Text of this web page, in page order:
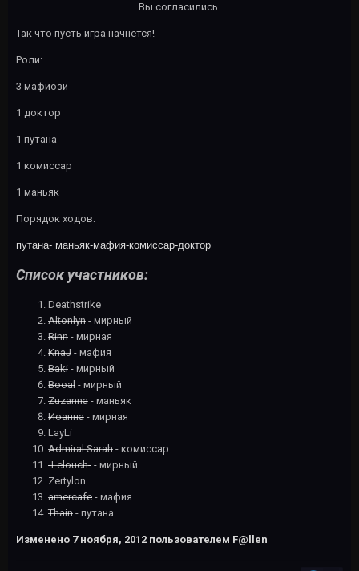
Вы согласились.
Так что пусть игра начнётся!
Роли:
3 мафиози
1 доктор
1 путана
1 комиссар
1 маньяк
Порядок ходов:
путана- маньяк-мафия-комиссар-доктор
Список участников:
Deathstrike
Altonlyn - мирный
Rinn - мирная
KnaJ - мафия
Baki - мирный
Booal - мирный
Zuzanna - маньяк
Иоанна - мирная
LayLi
Admiral Sarah - комиссар
-Lelouch- - мирный
Zertylon
amercafe - мафия
Thain - путана
Изменено 7 ноября, 2012 пользователем F@llen